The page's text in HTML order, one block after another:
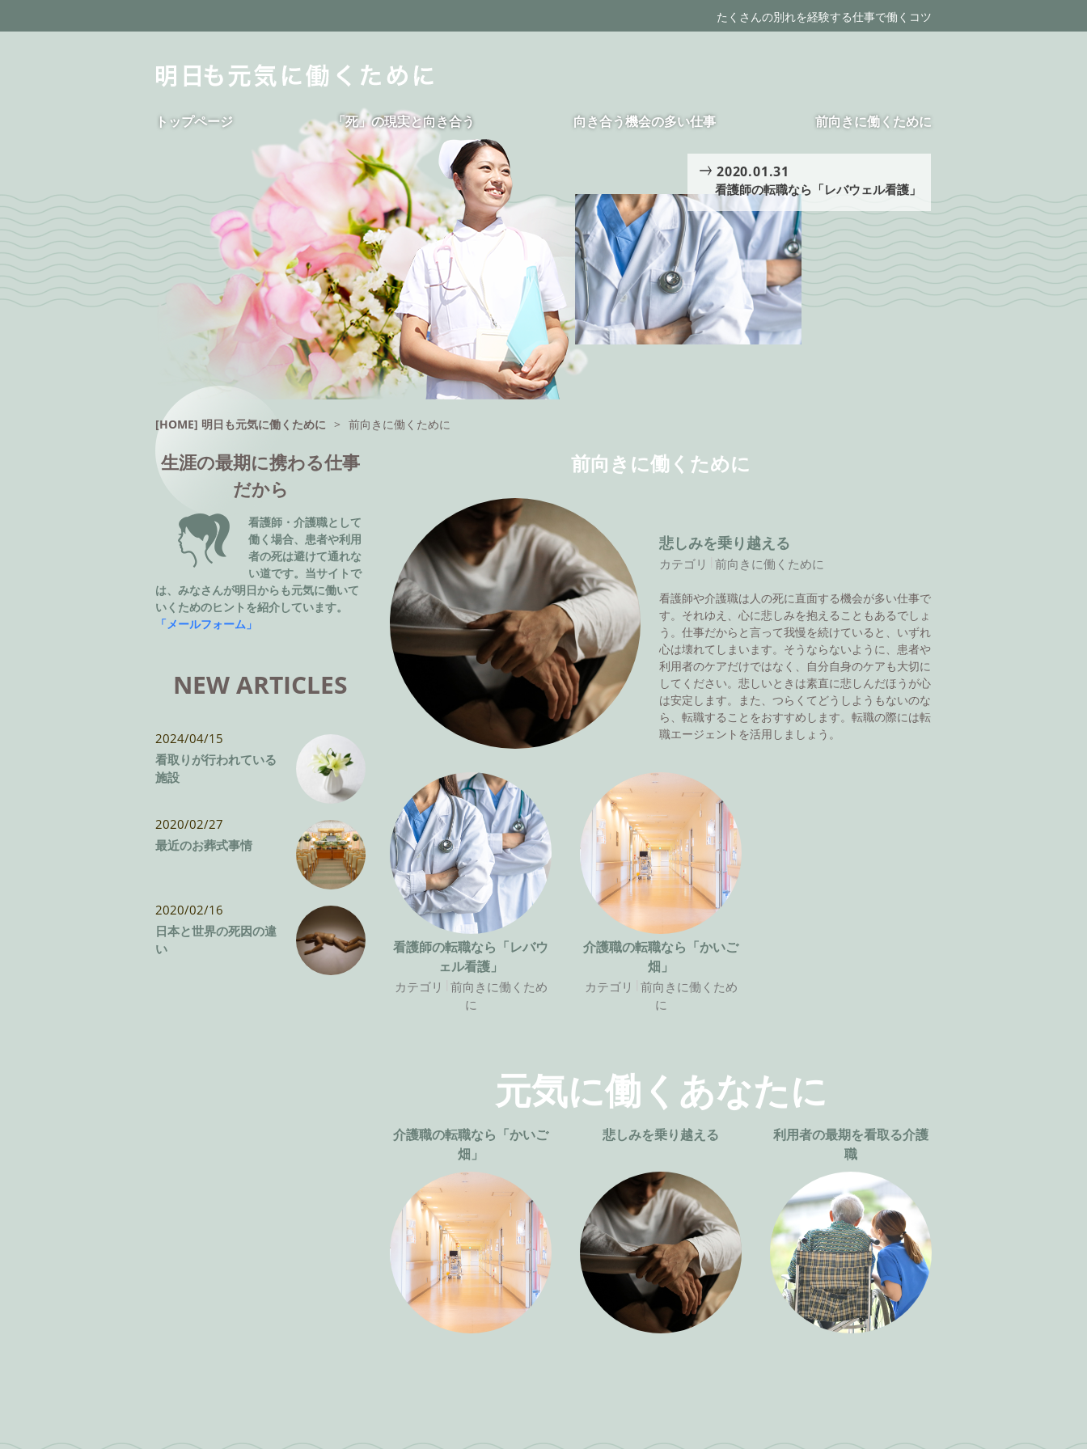
たくさんの別れを経験する仕事で働くコツ
トップページ 「死」の現実と向き合う 向き合う機会の多い仕事 前向きに働くために
2020.01.31
看護師の転職なら「レバウェル看護」
[HOME] 明日も元気に働くために > 前向きに働くために
前向きに働くために
悲しみを乗り越える
カテゴリ 前向きに働くために
看護師や介護職は人の死に直面する機会が多い仕事で
す。それゆえ、心に悲しみを抱えることもあるでしょ
う。仕事だからと言って我慢を続けていると、いずれ
心は壊れてしまいます。そうならないように、患者や
利用者のケアだけではなく、自分自身のケアも大切に
してください。悲しいときは素直に悲しんだほうが心
は安定します。また、つらくてどうしようもないのな
ら、転職することをおすすめします。転職の際には転
職エージェントを活用しましょう。
看護師の転職なら「レバウ
ェル看護」
カテゴリ
前向きに働くため
に
介護職の転職なら「かいご
畑」
カテゴリ
前向きに働くため
に
元気に働くあなたに
介護職の転職なら「かいご
畑」
悲しみを乗り越える
利用者の最期を看取る介護
職
生涯の最期に携わる仕事
だから
看護師・介護職として
働く場合、患者や利用
者の死は避けて通れな
い道です。当サイトで
は、みなさんが明日からも元気に働いて
いくためのヒントを紹介しています。
「メールフォーム」
NEW ARTICLES
2024/04/15
看取りが行われている
施設
2020/02/27
最近のお葬式事情
2020/02/16
日本と世界の死因の違
い